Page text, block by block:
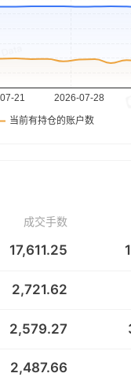
成交手数
17,611.25
2,721.62
2,579.27
2,487.66